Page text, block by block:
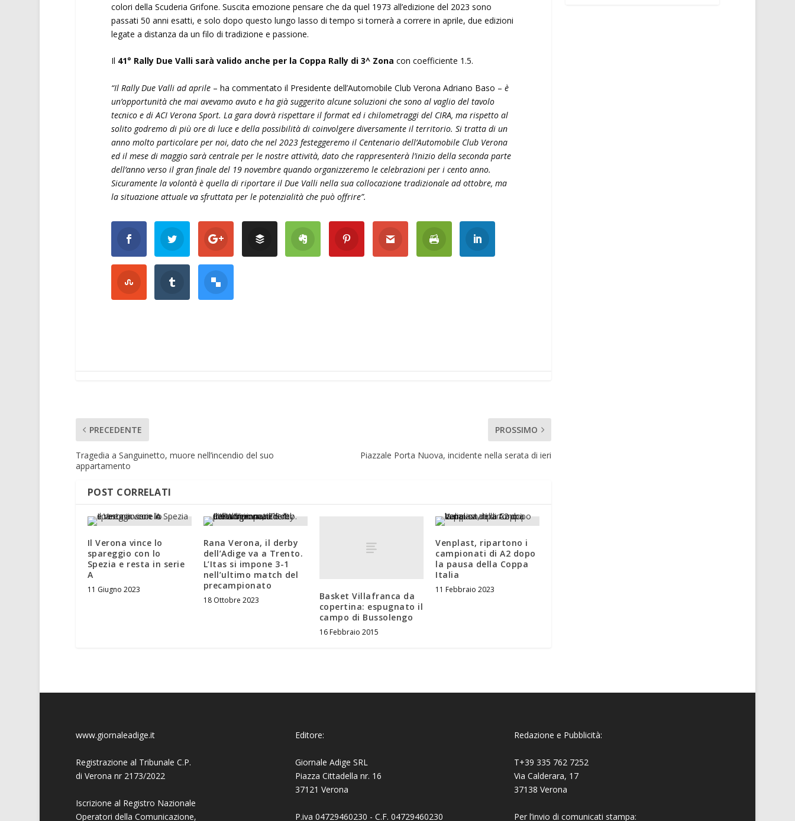
colori della Scuderia Grifone. Suscita emozione pensare che da quel 1973 all’edizione del 2023 sono
passati 50 anni esatti, e solo dopo questo lungo lasso di tempo si tornerà a correre in aprile, due edizioni
legate a distanza da un filo di tradizione e passione.
Il 41° Rally Due Valli sarà valido anche per la Coppa Rally di 3^ Zona con coefficiente 1.5.
“Il Rally Due Valli ad aprile– ha commentato il Presidente dell’Automobile Club Verona Adriano Baso – è
un’opportunità che mai avevamo avuto e ha già suggerito alcune soluzioni che sono al vaglio del tavolo
tecnico e di ACI Verona Sport. La gara dovrà rispettare il format ed i chilometraggi del CIRA, ma rispetto al
solito godremo di più ore di luce e della possibilità di coinvolgere diversamente il territorio. Si tratta di un
anno molto particolare per noi, dato che nel 2023 festeggeremo il Centenario dell’Automobile Club Verona
ed il mese di maggio sarà centrale per le nostre attività, dato che rappresenterà l’inizio della seconda parte
dell’anno verso il gran finale del 19 novembre quando organizzeremo le celebrazioni per i cento anno.
Sicuramente la volontà è quella di riportare il Due Valli nella sua collocazione tradizionale ad ottobre, ma
la situazione attuale va sfruttata per le potenzialità che può offrire”.
PRECEDENTE
Tragedia a Sanguinetto, muore nell’incendio del suo
appartamento
PROSSIMO
Piazzale Porta Nuova, incidente nella serata di ieri
POST CORRELATI
Il Verona vince lo
spareggio con lo
Spezia e resta in serie
A
11 Giugno 2023
Rana Verona, il derby
dell’Adige va a Trento.
L’Itas si impone 3-1
nell’ultimo match del
precampionato
18 Ottobre 2023
Basket Villafranca da
copertina: espugnato il
campo di Bussolengo
16 Febbraio 2015
Venplast, ripartono i
campionati di A2 dopo
la pausa della Coppa
Italia
11 Febbraio 2023
www.giornaleadige.it
Registrazione al Tribunale C.P.
di Verona nr 2173/2022
Iscrizione al Registro Nazionale
Operatori della Comunicazione,
Editore:
Giornale Adige SRL
Piazza Cittadella nr. 16
37121 Verona
P.iva 04729460230 - C.F. 04729460230
Redazione e Pubblicità:
T+39 335 762 7252
Via Calderara, 17
37138 Verona
Per l’invio di comunicati stampa: